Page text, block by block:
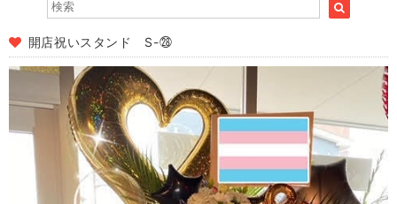
開店祝いスタンド S-㉘